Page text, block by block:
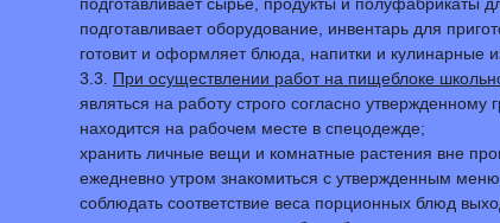
подготавливает оборудование, инвентарь для
готовит и оформляет блюда, напитки и кулинарные
3.3. При осуществлении работ на пищеблоке
являться на работу строго согласно
находится на рабочем месте в спецодежде;
хранить личные вещи и комнатные растения вне
ежедневно утром знакомиться с утвержденным
соблюдать соответствие веса порционных блюд